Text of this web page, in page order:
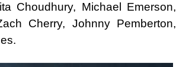
Choudhury, Michael Emerson,
Cherry, Johnny Pemberton,